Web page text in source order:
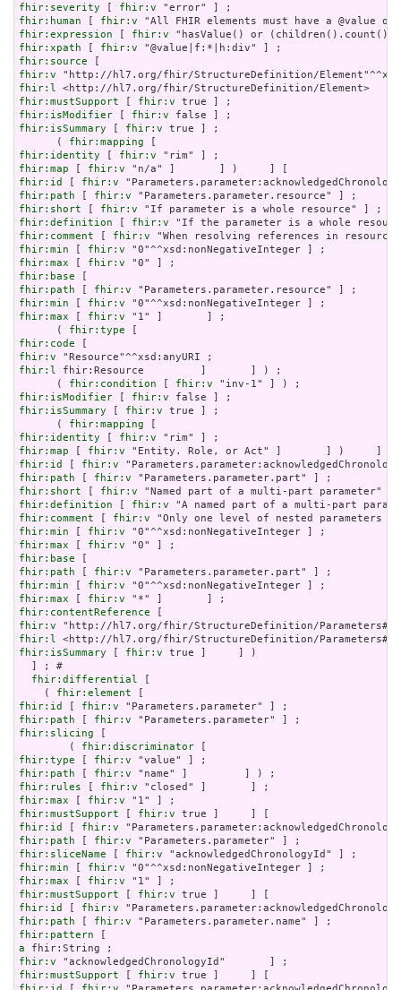
fhir:severity [ fhir:v
fhir:human [ fhir:v
fhir:expression [ fhir:v
fhir:xpath [ fhir:v
fhir:source
fhir:v
fhir:l
fhir:mustSupport [ fhir:v
fhir:isModifier [ fhir:v
fhir:isSummary [ fhir:v true ] ;
      (
fhir:mapping
fhir:identity [ fhir:v
fhir:map [ fhir:v
fhir:id
[ fhir:v
fhir:path [ fhir:v
fhir:short [ fhir:v
fhir:definition [ fhir:v
fhir:comment [ fhir:v
fhir:min [ fhir:v
fhir:max [ fhir:v
fhir:base
fhir:path [ fhir:v
fhir:min [ fhir:v
fhir:max [ fhir:v "1" ]       ] ;
      (
fhir:type
fhir:code
fhir:v
fhir:l fhir:Resource         ]       ] ) ;
      (
fhir:condition [ fhir:v
fhir:isModifier [ fhir:v
fhir:isSummary [ fhir:v true ] ;
      (
fhir:mapping
fhir:identity [ fhir:v
fhir:map [ fhir:v
fhir:id
[ fhir:v
fhir:path [ fhir:v
fhir:short [ fhir:v
fhir:definition [ fhir:v
fhir:comment [ fhir:v
fhir:min [ fhir:v
fhir:max [ fhir:v
fhir:base
fhir:path [ fhir:v
fhir:min [ fhir:v
fhir:max [ fhir:v
fhir:contentReference
fhir:v
fhir:l
fhir:isSummary [ fhir:v true ]     ] )
  ] ; #
fhir:differential [
    (
fhir:element
fhir:id
[ fhir:v
fhir:path [ fhir:v
fhir:slicing [
        (
fhir:discriminator
fhir:type [ fhir:v
fhir:path [ fhir:v
fhir:rules [ fhir:v
fhir:max [ fhir:v
fhir:mustSupport [ fhir:v
fhir:id
[ fhir:v
fhir:path [ fhir:v
fhir:sliceName [ fhir:v
fhir:min [ fhir:v
fhir:max [ fhir:v
fhir:mustSupport [ fhir:v
fhir:id
[ fhir:v
fhir:path [ fhir:v
fhir:pattern
a
fhir:v
fhir:mustSupport [ fhir:v